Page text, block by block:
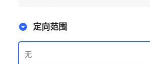
定向范围
无